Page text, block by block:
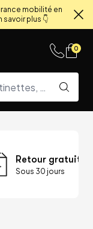
mobilité en
plus 👇
0
Retour gratuit
Sous 30 jours